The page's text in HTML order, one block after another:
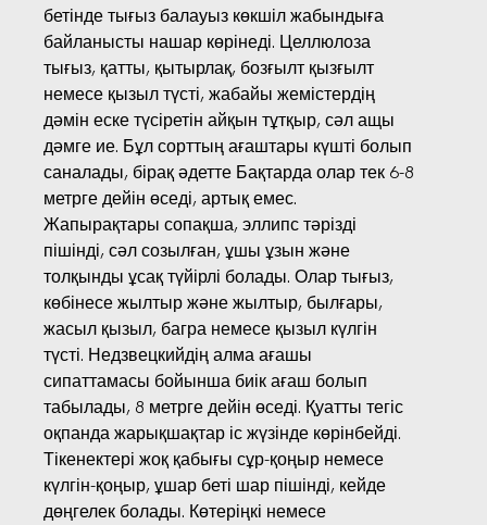
бетінде тығыз балауыз көкшіл жабындыға
байланысты нашар көрінеді. Целлюлоза
тығыз, қатты, қытырлақ, бозғылт қызғылт
немесе қызыл түсті, жабайы жемістердің
дәмін еске түсіретін айқын тұтқыр, сәл ащы
дәмге ие. Бұл сорттың ағаштары күшті болып
саналады, бірақ әдетте Бақтарда олар тек 6-8
метрге дейін өседі, артық емес.
Жапырақтары сопақша, эллипс тәрізді
пішінді, сәл созылған, ұшы ұзын және
толқынды ұсақ түйірлі болады. Олар тығыз,
көбінесе жылтыр және жылтыр, былғары,
жасыл қызыл, багра немесе қызыл күлгін
түсті. Недзвецкийдің алма ағашы
сипаттамасы бойынша биік ағаш болып
табылады, 8 метрге дейін өседі. Қуатты тегіс
оқпанда жарықшақтар іс жүзінде көрінбейді.
Тікенектері жоқ қабығы сұр-қоңыр немесе
күлгін-қоңыр, ұшар беті шар пішінді, кейде
дөңгелек болады. Көтеріңкі немесе